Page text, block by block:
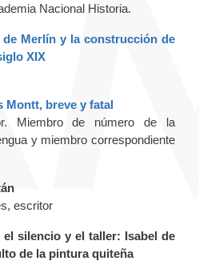
Nacional Historia.
de Merlín y la construcción de
XIX
Montt, breve y fatal
Miembro de número de la
y miembro correspondiente
escritor
silencio y el taller: Isabel de
de la pintura quiteña